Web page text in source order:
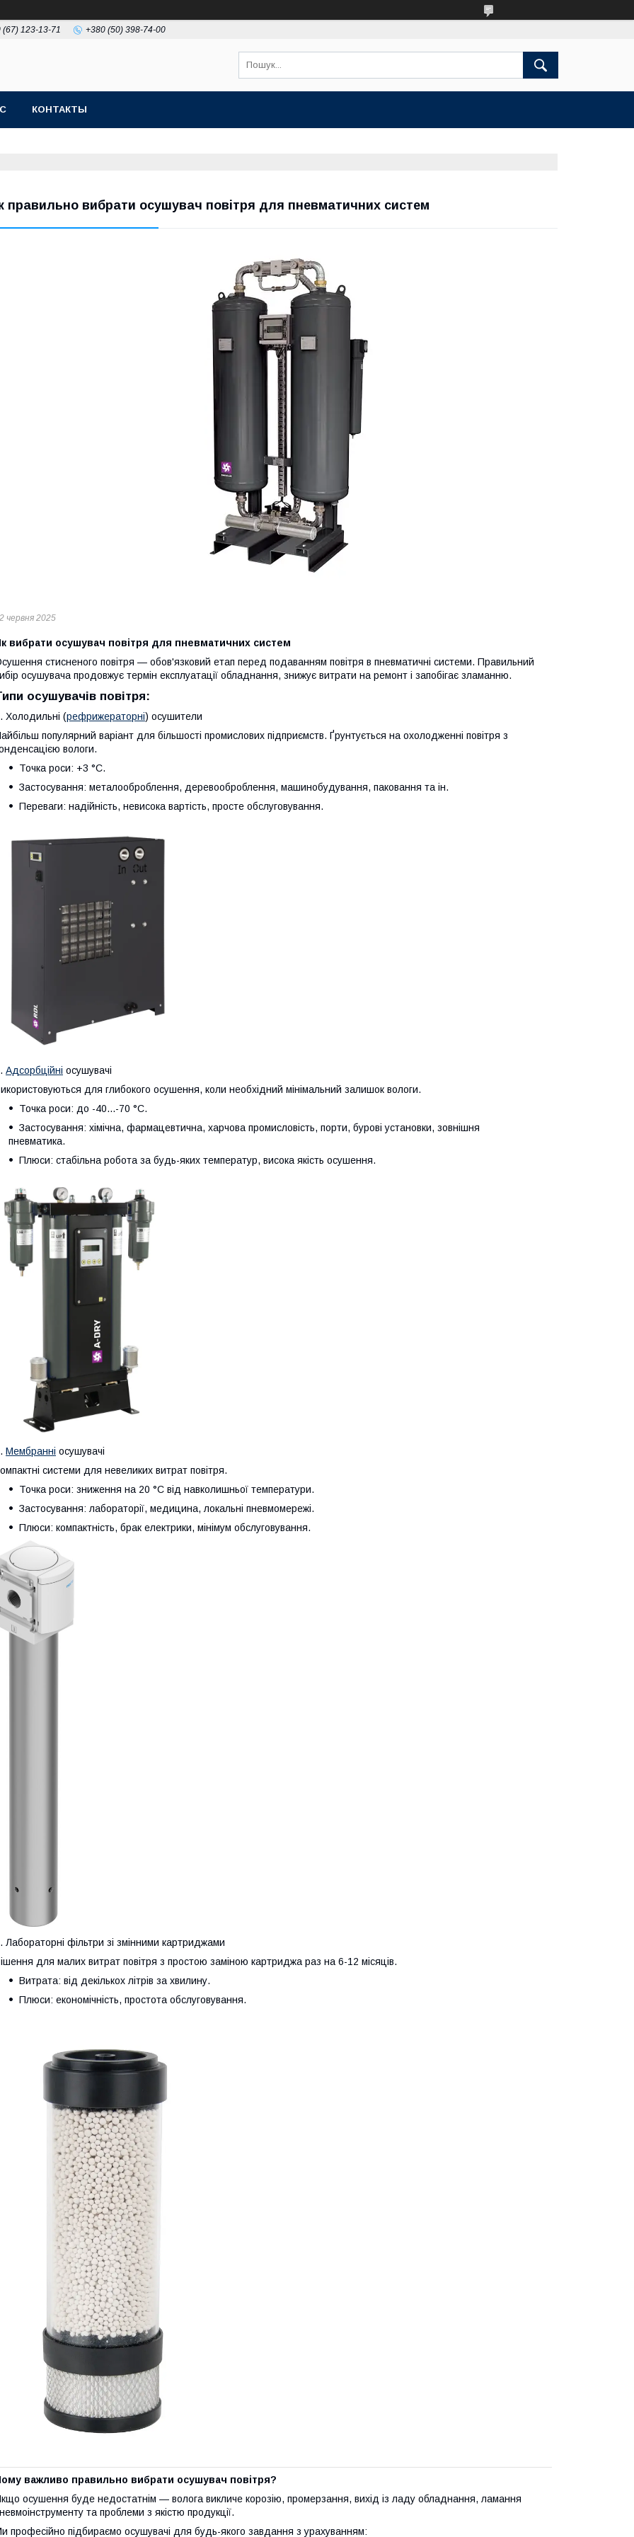
(67) 123-13-71 +380 (50) 398-74-00
КОНТАКТЫ
правильно вибрати осушувач повітря для пневматичних систем
червня 2025
вибрати осушувач повітря для пневматичних систем
стисненого повітря — обов'язковий етап перед подаванням повітря в пневматичні системи. Правильний
осушувача продовжує термін експлуатації обладнання, знижує витрати на ремонт і запобігає зламанню.
осушувачів повітря:
Холодильні (рефрижераторні) осушители
популярний варіант для більшості промислових підприємств. Ґрунтується на охолодженні повітря з
вологи.
Точка роси: +3 °C.
Застосування: металооброблення, деревооброблення, машинобудування, паковання та ін.
Переваги: надійність, невисока вартість, просте обслуговування.
Адсорбційні осушувачі
для глибокого осушення, коли необхідний мінімальний залишок вологи.
Точка роси: до -40...-70 °C.
Застосування: хімічна, фармацевтична, харчова промисловість, порти, бурові установки, зовнішня
пневматика.
Плюси: стабільна робота за будь-яких температур, висока якість осушення.
Мембранні осушувачі
системи для невеликих витрат повітря.
Точка роси: зниження на 20 °C від навколишньої температури.
Застосування: лабораторії, медицина, локальні пневмомережі.
Плюси: компактність, брак електрики, мінімум обслуговування.
Лабораторні фільтри зі змінними картриджами
для малих витрат повітря з простою заміною картриджа раз на 6-12 місяців.
Витрата: від декількох літрів за хвилину.
Плюси: економічність, простота обслуговування.
важливо правильно вибрати осушувач повітря?
осушення буде недостатнім — волога викличе корозію, промерзання, вихід із ладу обладнання, ламання
та проблеми з якістю продукції.
професійно підбираємо осушувачі для будь-якого завдання з урахуванням: